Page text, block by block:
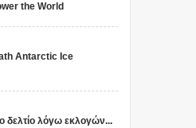
the World
Antarctic Ice
δελτίο λόγω εκλογών...